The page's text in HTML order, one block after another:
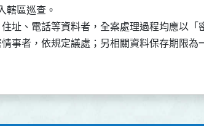
入轄區巡查。
住址、電話等資料者，全案處理過程均應以「
情事者，依規定議處；另相關資料保存期限為